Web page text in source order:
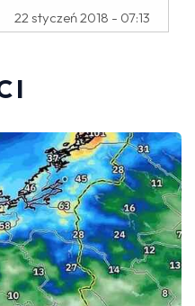
22 styczeń 2018 - 07:13